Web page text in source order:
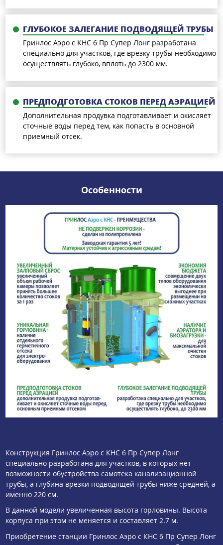
ГЛУБОКОЕ ЗАЛЕГАНИЕ ПОДВОДЯЩЕЙ ТРУБЫ
Гринлос Аэро с КНС 6 Пр Супер Лонг разработана
специально для участков, где врезку трубы необходимо
осуществлять глубоко, вплоть до 2300 мм.
ПРЕДПОДГОТОВКА СТОКОВ ПЕРЕД АЭРАЦИЕЙ
Дополнительная продувка подготавливает и окисляет
сточные воды перед тем, как попасть в основной
приемный отсек.
Особенности
Конструкция Гринлос Аэро с КНС 6 Пр Супер Лонг
специально разработана для участков, в которых нет
возможности обустройства самотека канализационной
трубы, а глубина врезки подводящей трубы ниже средней, а
именно 220 см.
В данной модели увеличенная высота горловины. Высота
корпуса при этом не меняется и составляет 2.7 м.
Приобретение станции Гринлос Аэро с КНС 6 Пр Супер Лонг